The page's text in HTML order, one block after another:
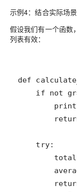
示例4：结合实际场景
假设我们有一个函数
列表有效：